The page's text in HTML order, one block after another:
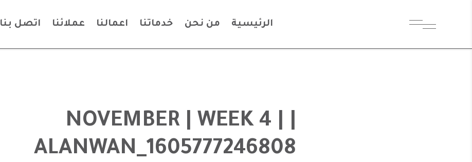
اتصل بنا عملائنا اعمالنا خدماتنا من نحن الرئيسية
| NOVEMBER | WEEK 4 |
ALANWAN_1605777246808